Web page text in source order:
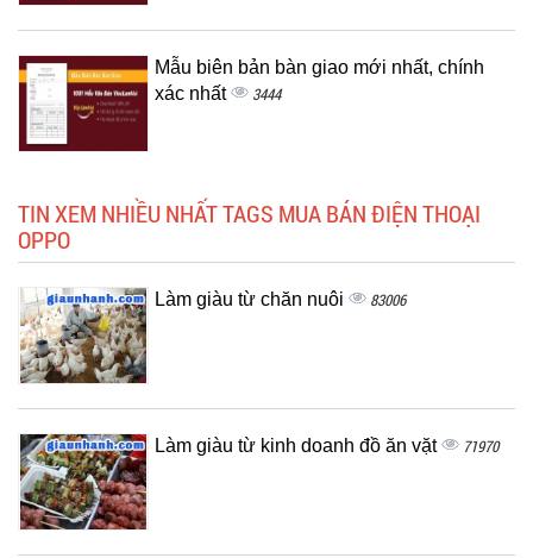
Mẫu biên bản bàn giao mới nhất, chính
xác nhất
3444
TIN XEM NHIỀU NHẤT TAGS MUA BÁN ĐIỆN THOẠI
OPPO
Làm giàu từ chăn nuôi 83006
Làm giàu từ kinh doanh đồ ăn vặt 71970